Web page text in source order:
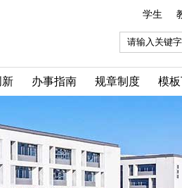
学生
新 办事指南 规章制度 模